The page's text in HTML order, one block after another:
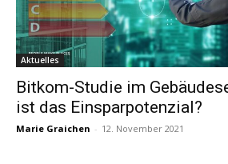
Aktuelles
Bitkom-Studie im
ist das Einsparpotenzial?
Marie Graichen - 12. November 2021